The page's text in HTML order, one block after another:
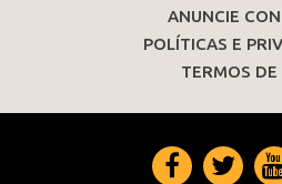
ANUNCIE
POLÍTICAS E
TERMOS DE